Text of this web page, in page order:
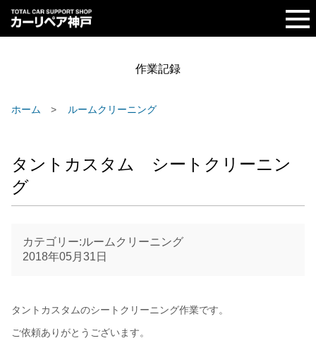
作業記録
ホーム ルームクリーニング
タントカスタム シートクリーニン
グ
カテゴリー:ルームクリーニング
2018年05月31日
タントカスタムのシートクリーニング作業です。
ご依頼ありがとうございます。